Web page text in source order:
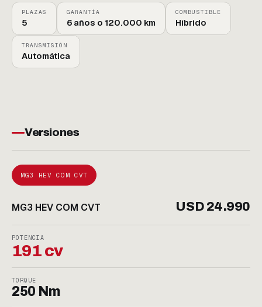
PLAZAS
5
GARANTÍA
6 años o 120.000 km
COMBUSTIBLE
Híbrido
TRANSMISIÓN
Automática
Versiones
MG3 HEV COM CVT
MG3 HEV COM CVT USD 24.990
POTENCIA
191 cv
TORQUE
250 Nm